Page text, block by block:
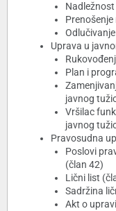
Uprava u
Plan i
javnog
Vršilac
javnog
Pravosudna
Poslovi
(član 42)
Lični list
Sadržina
Akt o